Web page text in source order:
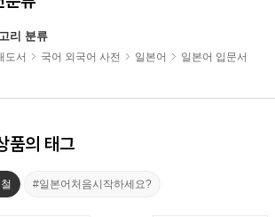
리 분류
도서 국어 외국어 사전 일본어 일본어 입문서
품의 태그
#일본어처음시작하세요?